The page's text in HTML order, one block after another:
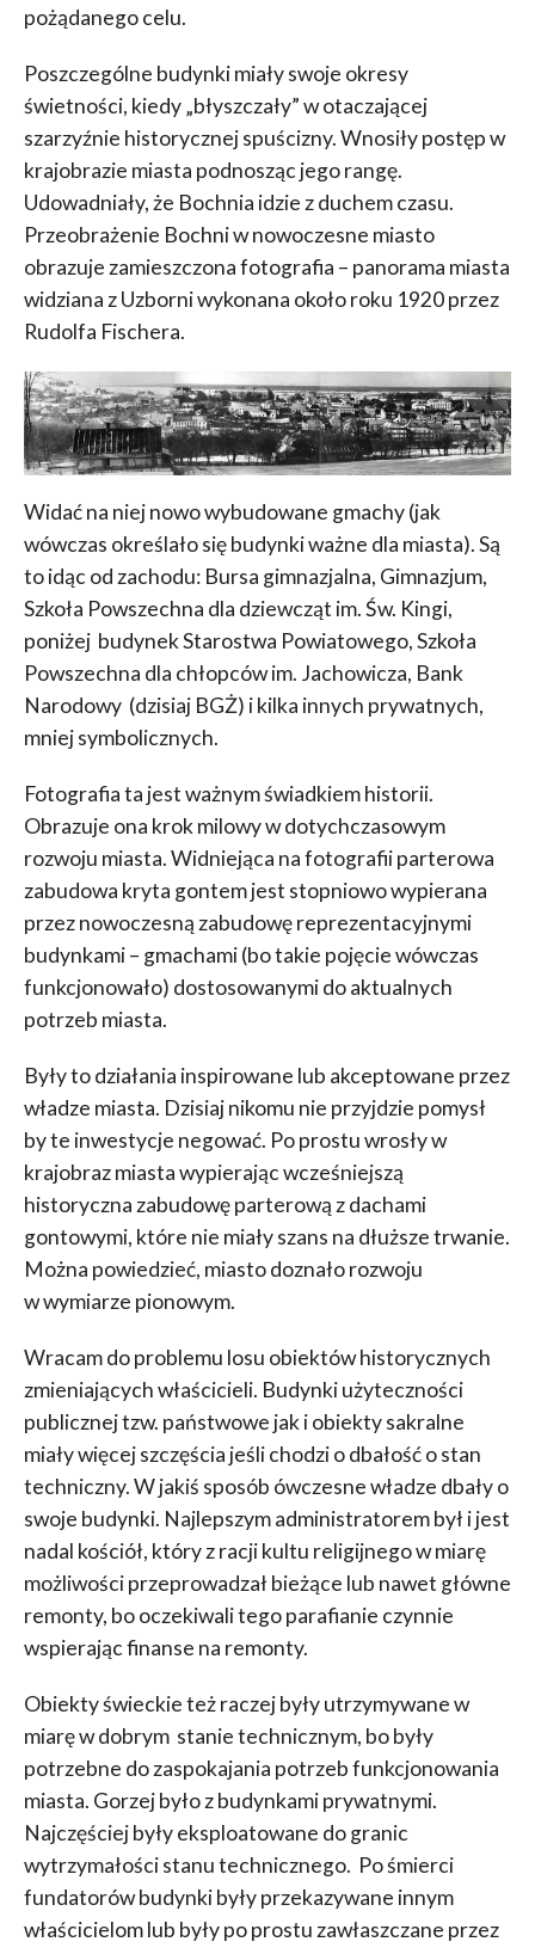
pożądanego celu.
Poszczególne budynki miały swoje okresy
świetności, kiedy „błyszczały” w otaczającej
szarzyźnie historycznej spuścizny. Wnosiły postęp w
krajobrazie miasta podnosząc jego rangę.
Udowadniały, że Bochnia idzie z duchem czasu.
Przeobrażenie Bochni w nowoczesne miasto
obrazuje zamieszczona fotografia – panorama miasta
widziana z Uzborni wykonana około roku 1920 przez
Rudolfa Fischera.
Widać na niej nowo wybudowane gmachy (jak
wówczas określało się budynki ważne dla miasta). Są
to idąc od zachodu: Bursa gimnazjalna, Gimnazjum,
Szkoła Powszechna dla dziewcząt im. Św. Kingi,
poniżej budynek Starostwa Powiatowego, Szkoła
Powszechna dla chłopców im. Jachowicza, Bank
Narodowy (dzisiaj BGŻ) i kilka innych prywatnych,
mniej symbolicznych.
Fotografia ta jest ważnym świadkiem historii.
Obrazuje ona krok milowy w dotychczasowym
rozwoju miasta. Widniejąca na fotografii parterowa
zabudowa kryta gontem jest stopniowo wypierana
przez nowoczesną zabudowę reprezentacyjnymi
budynkami – gmachami (bo takie pojęcie wówczas
funkcjonowało) dostosowanymi do aktualnych
potrzeb miasta.
Były to działania inspirowane lub akceptowane przez
władze miasta. Dzisiaj nikomu nie przyjdzie pomysł
by te inwestycje negować. Po prostu wrosły w
krajobraz miasta wypierając wcześniejszą
historyczna zabudowę parterową z dachami
gontowymi, które nie miały szans na dłuższe trwanie.
Można powiedzieć, miasto doznało rozwoju
w wymiarze pionowym.
Wracam do problemu losu obiektów historycznych
zmieniających właścicieli. Budynki użyteczności
publicznej tzw. państwowe jak i obiekty sakralne
miały więcej szczęścia jeśli chodzi o dbałość o stan
techniczny. W jakiś sposób ówczesne władze dbały o
swoje budynki. Najlepszym administratorem był i jest
nadal kościół, który z racji kultu religijnego w miarę
możliwości przeprowadzał bieżące lub nawet główne
remonty, bo oczekiwali tego parafianie czynnie
wspierając finanse na remonty.
Obiekty świeckie też raczej były utrzymywane w
miarę w dobrym stanie technicznym, bo były
potrzebne do zaspokajania potrzeb funkcjonowania
miasta. Gorzej było z budynkami prywatnymi.
Najczęściej były eksploatowane do granic
wytrzymałości stanu technicznego. Po śmierci
fundatorów budynki były przekazywane innym
właścicielom lub były po prostu zawłaszczane przez